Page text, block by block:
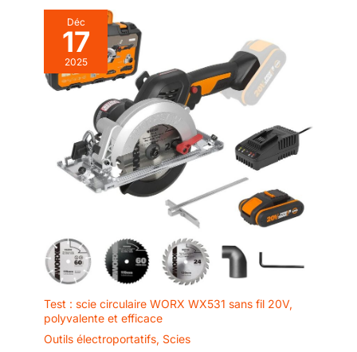
Déc
17
2025
Test : scie circulaire WORX WX531 sans fil 20V,
polyvalente et efficace
Outils électroportatifs, Scies